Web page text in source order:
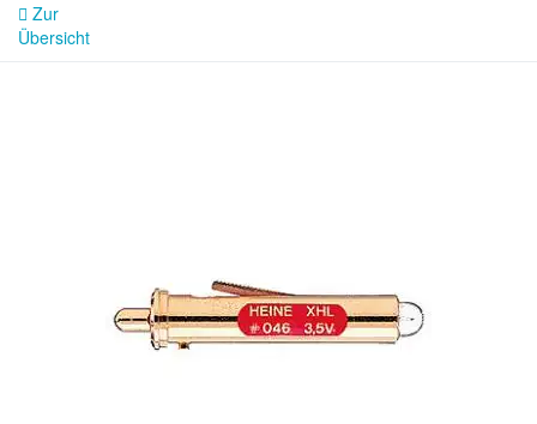
Zur
Übersicht